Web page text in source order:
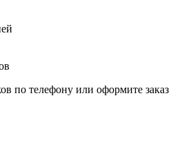
по телефону или оформите заказ